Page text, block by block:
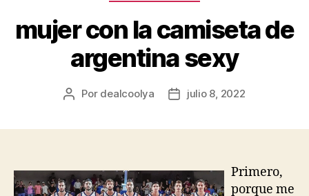
mujer con la camiseta de
argentina sexy
Autor
Por dealcoolya
Fechajulio 8, 2022
Primero,
porque me